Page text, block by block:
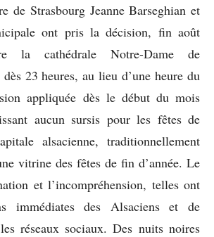
de Strasbourg Jeanne Barseghian et
ont pris la décision, fin août
la cathédrale Notre-Dame de
23 heures, au lieu d’une heure du
appliquée dès le début du mois
aucun sursis pour les fêtes de
alsacienne, traditionnellement
vitrine des fêtes de fin d’année. Le
et l’incompréhension, telles ont
immédiates des Alsaciens et de
réseaux sociaux. Des nuits noires